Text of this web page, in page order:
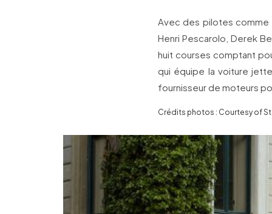
Avec des pilotes comme
Henri Pescarolo, Derek
huit courses comptant
qui équipe la voiture
fournisseur de moteurs
Crédits photos : Courtesy of